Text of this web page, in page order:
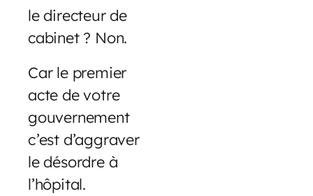
le directeur de
cabinet ? Non.
Car le premier
acte de votre
gouvernement
c’est d’aggraver
le désordre à
l’hôpital.